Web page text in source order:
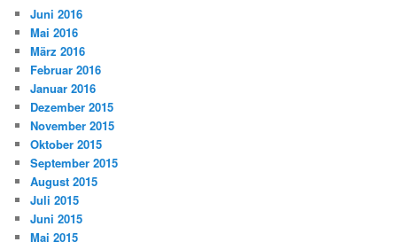
Juni 2016
Mai 2016
März 2016
Februar 2016
Januar 2016
Dezember 2015
November 2015
Oktober 2015
September 2015
August 2015
Juli 2015
Juni 2015
Mai 2015